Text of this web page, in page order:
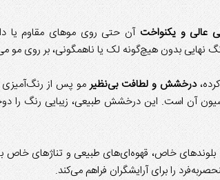
عالی و یکنواخت آن حتی روی موهای مقاوم یا
نهایی بدون هیچ‌گونه لک یا ناهمگونی، بر روی مو
درخشش و لطافت بی‌نظیرمو پس از رنگ‌آمیزی
آن است. این درخشش طبیعی، زیبایی رنگ را
خاص، قهوه‌ای‌های طبیعی و تناژهای خاص
را برای آرایشگران فراهم می‌کند.